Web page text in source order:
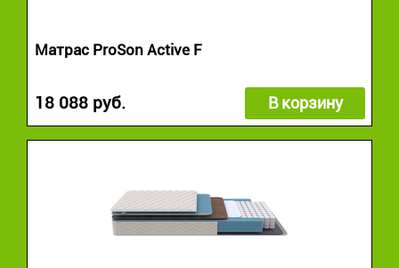
Матрас ProSon Active F
18 088 руб. В корзину